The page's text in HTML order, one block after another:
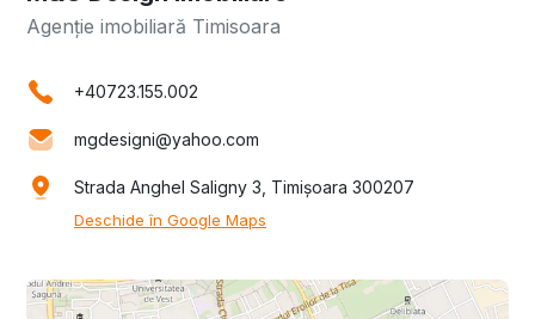
Agenție imobiliară Timisoara
+40723.155.002
mgdesigni@yahoo.com
Strada Anghel Saligny 3, Timișoara 300207
Deschide în Google Maps